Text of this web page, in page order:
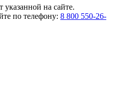
указанной на сайте.
по телефону: 8 800 550-26-